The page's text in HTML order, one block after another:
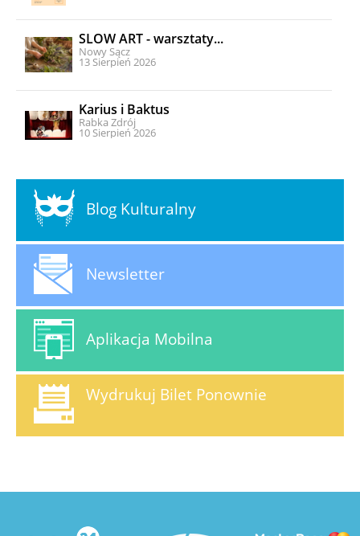
SLOW ART - warsztaty...
Nowy Sącz
13 Sierpień 2026
Karius i Baktus
Rabka Zdrój
10 Sierpień 2026
Blog Kulturalny
Newsletter
Aplikacja Mobilna
Wydrukuj Bilet Ponownie